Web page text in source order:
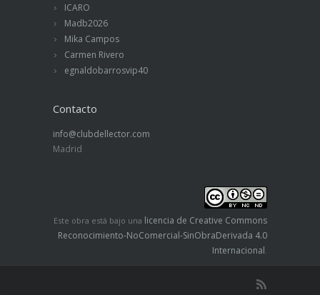
ICARO
Madb2026
Mika Campos
Carmen Rivero
egnaldobarrosvip40
Contacto
info@clubdellector.com
Madrid
Este obra está bajo una licencia de Creative Commons
Reconocimiento-NoComercial-SinObraDerivada 4.0
Internacional